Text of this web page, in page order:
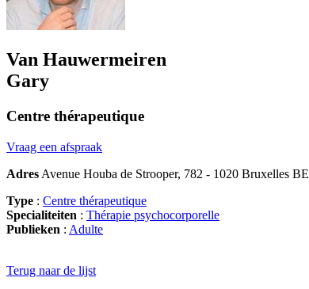
Van Hauwermeiren
Gary
Centre thérapeutique
Vraag een afspraak
Adres Avenue Houba de Strooper, 782 - 1020 Bruxelles BE
Type : Centre thérapeutique
Specialiteiten : Thérapie psychocorporelle
Publieken : Adulte
Terug naar de lijst